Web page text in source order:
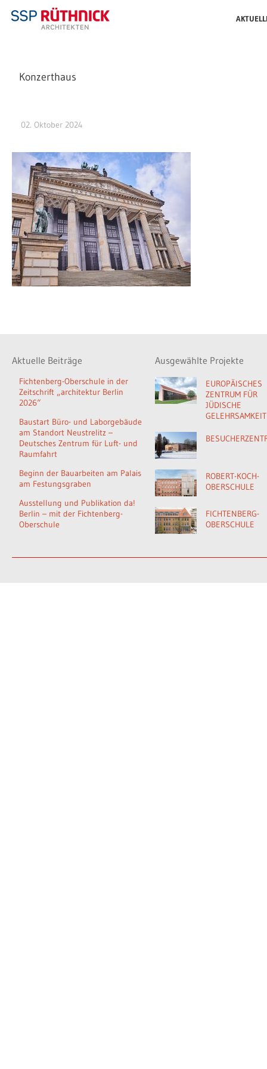
Konzerthaus
02. Oktober 2024
Aktuelle Beiträge
Fichtenberg-Oberschule in der
Zeitschrift „architektur Berlin
2026“
Baustart Büro- und Laborgebäude
am Standort Neustrelitz –
Deutsches Zentrum für Luft- und
Raumfahrt
Beginn der Bauarbeiten am Palais
am Festungsgraben
Ausstellung und Publikation da!
Berlin – mit der Fichtenberg-
Oberschule
Ausgewählte Projekte
EUROPÄISCHES
ZENTRUM FÜR
JÜDISCHE
GELEHRSAMKEIT
ROBERT-KOCH-
OBERSCHULE
FICHTENBERG-
OBERSCHULE